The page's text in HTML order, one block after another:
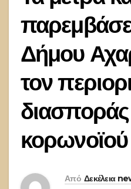
Δήμου
τον
κορωνοϊού
Από Δεκέλεια